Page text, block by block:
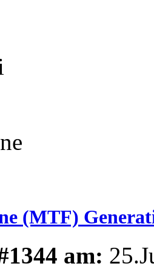
(MTF)
am: